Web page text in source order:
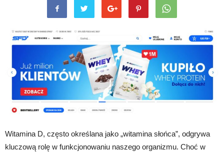
Witamina D, często określana jako „witamina słońca”, odgrywa
kluczową rolę w funkcjonowaniu naszego organizmu. Choć w